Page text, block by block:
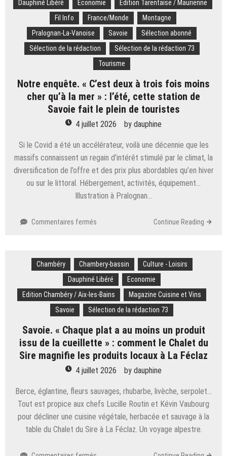
Dauphiné Libéré Economie
Edition Tarentaise / Maurienne
Fil Info
France/Monde
Montagne
Pralognan-La-Vanoise
Savoie
Sélection abonné
Sélection de la rédaction
Sélection de la rédaction 73
Tourisme
Notre enquête. « C’est deux à trois fois moins
cher qu’à la mer » : l’été, cette station de
Savoie fait le plein de touristes
4 juillet 2026 by dauphine
Si le Covid a été un accélérateur, voilà une décennie que les
massifs connaissent un regain d’intérêt stimulé par le climat, la
diversification de l’offre et des prix plus abordables qu’en hiver
ou sur le littoral. Hébergement, activités, équipement…
Illustration à Pralognan…
Commentaires fermés
deux
à
trois
fois
moins
cher
qu’à
la
mer »
:
l’été,
station
de
Savoie
fait
le
Continue Reading
Chambéry Chambery-bassin
Culture - Loisirs
Dauphiné Libéré
Economie
Edition Chambéry / Aix-les-Bains
Magazine Cuisine et Vins
Savoie
Sélection de la rédaction 73
Savoie. « Chaque plat a au moins un produit
issu de la cueillette » : comment le Chalet du
Sire magnifie les produits locaux à La Féclaz
4 juillet 2026 by dauphine
Berce, églantine, fleurs sauvages, rhubarbe, livèche, serpolet…
Tout est propice aux chefs Lucille Routin et Kévin Vaubourg
pour décliner une cuisine végétale, herbacée et sauvage à la
table du Chalet du Sire à La Féclaz. Un voyage alpestre.